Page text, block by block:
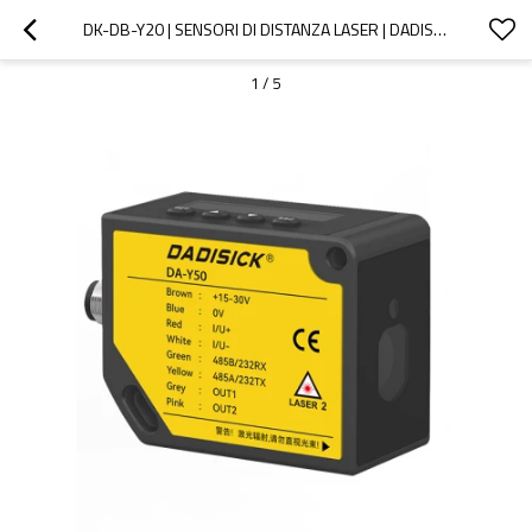
DK-DB-Y20 | SENSORI DI DISTANZA LASER | DADISICK
1 / 5